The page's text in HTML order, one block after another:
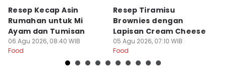
Resep Kecap Asin
Rumahan untuk Mi
Ayam dan Tumisan
06 Agu 2026, 08:40 WIB
Food
Resep Tiramisu
Brownies dengan
Lapisan Cream Cheese
05 Agu 2026, 07:10 WIB
Food